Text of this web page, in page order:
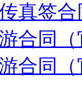
真签合
合同（
合同（